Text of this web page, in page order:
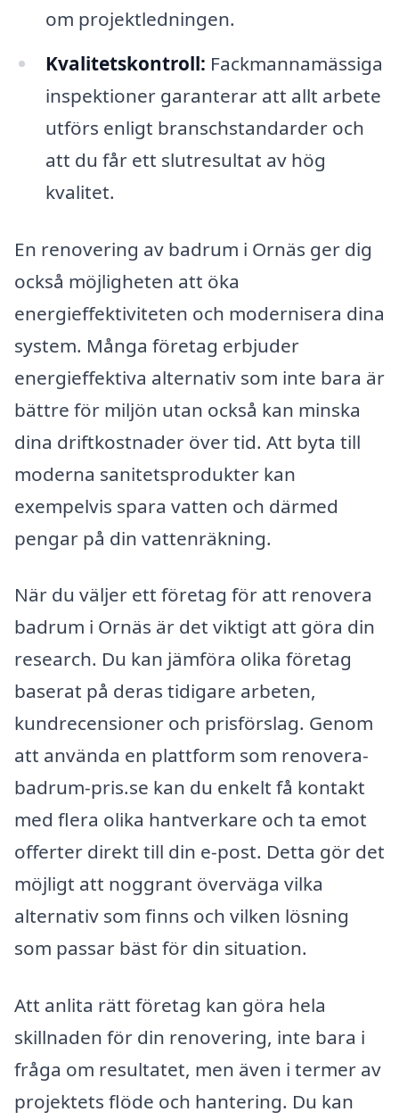
om projektledningen.
Kvalitetskontroll: Fackmannamässiga
inspektioner garanterar att allt arbete
utförs enligt branschstandarder och
att du får ett slutresultat av hög
kvalitet.
En renovering av badrum i Ornäs ger dig
också möjligheten att öka
energieffektiviteten och modernisera dina
system. Många företag erbjuder
energieffektiva alternativ som inte bara är
bättre för miljön utan också kan minska
dina driftkostnader över tid. Att byta till
moderna sanitetsprodukter kan
exempelvis spara vatten och därmed
pengar på din vattenräkning.
När du väljer ett företag för att renovera
badrum i Ornäs är det viktigt att göra din
research. Du kan jämföra olika företag
baserat på deras tidigare arbeten,
kundrecensioner och prisförslag. Genom
att använda en plattform som renovera-
badrum-pris.se kan du enkelt få kontakt
med flera olika hantverkare och ta emot
offerter direkt till din e-post. Detta gör det
möjligt att noggrant överväga vilka
alternativ som finns och vilken lösning
som passar bäst för din situation.
Att anlita rätt företag kan göra hela
skillnaden för din renovering, inte bara i
fråga om resultatet, men även i termer av
projektets flöde och hantering. Du kan